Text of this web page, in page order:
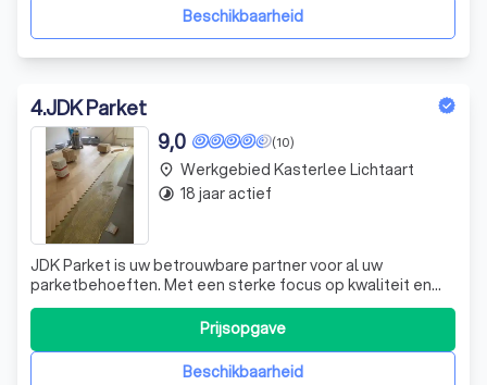
Beschikbaarheid
4.JDK Parket
(10)
9,0
JDK Parket is uw betrouwbare partner voor al uw
parketbehoeften. Met een sterke focus op kwaliteit en
service, zijn wij gespecialiseerd in het plaatsen van
parketvloeren, het bekleden van trappen en het leggen
van houten terrassen. Onze expertise strekt zich uit tot
het renoveren van verouderde of b
Beschikbaarheid
Prijsopgave
place Werkgebied Kasterlee Lichtaart
timelapse 18 jaar actief